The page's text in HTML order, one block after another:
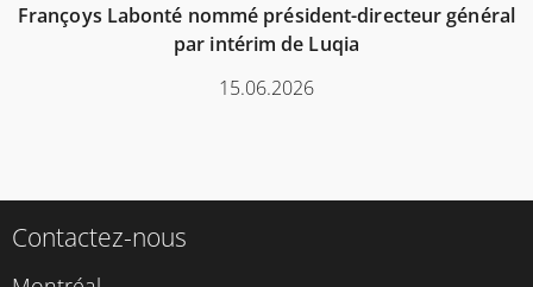
Françoys Labonté nommé président-directeur général
par intérim de Luqia
15.06.2026
Contactez-nous